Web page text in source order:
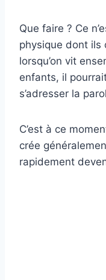
Que faire ? Ce
physique dont ils
lorsqu’on vit
enfants, il
s’adresser la
C’est à ce
crée
rapidement